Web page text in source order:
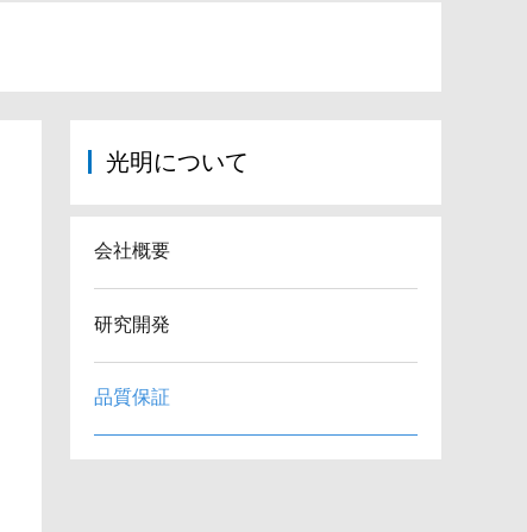
光明について
会社概要
研究開発
品質保証